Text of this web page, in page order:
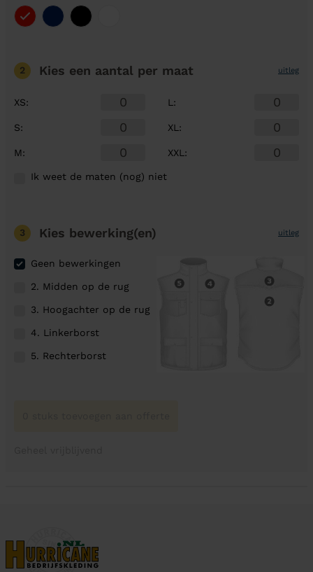
2 Kies een aantal per maat uitleg
XS:
S:
M:
L :
XL :
XXL :
Ik weet de maten (nog) niet
3 Kies bewerking(en) uitleg
Geen bewerkingen
2. Midden op de rug
3. Hoogachter op de rug
4. Linkerborst
5. Rechterborst